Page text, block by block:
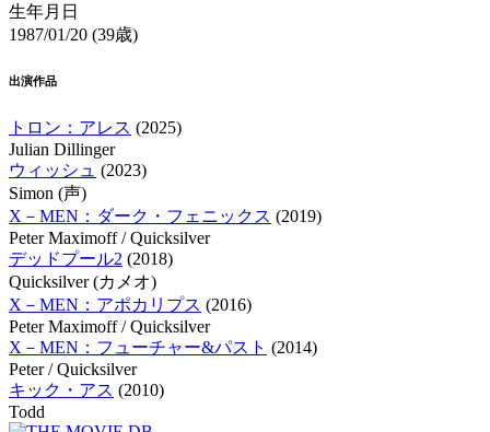
生年月日
1987/01/20 (39歳)
出演作品
トロン：アレス (2025)
Julian Dillinger
ウィッシュ (2023)
Simon (声)
X－MEN：ダーク・フェニックス (2019)
Peter Maximoff / Quicksilver
デッドプール2 (2018)
Quicksilver (カメオ)
X－MEN：アポカリプス (2016)
Peter Maximoff / Quicksilver
X－MEN：フューチャー&パスト (2014)
Peter / Quicksilver
キック・アス (2010)
Todd